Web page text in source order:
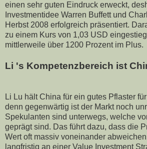
einen sehr guten Eindruck erweckt,
Investmentidee Warren Buffett und
Herbst 2008 erfolgreich präsentiert.
zu einem Kurs von 1,03 USD
mittlerweile über 1200 Prozent im Plus.
Li 's Kompetenzbereich ist
Li Lu hält China für ein gutes Pflaster
denn gegenwärtig ist der Markt noch
Spekulanten sind unterwegs, welche
geprägt sind. Das führt dazu, dass die
Wert oft massiv voneinander
langfristig an einer Value Investment